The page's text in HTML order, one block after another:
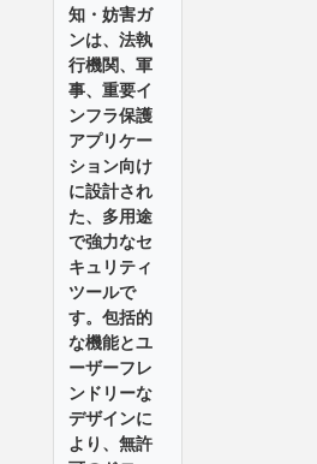
知・妨害ガ
ンは、法執
行機関、軍
事、重要イ
ンフラ保護
アプリケー
ション向け
に設計され
た、多用途
で強力なセ
キュリティ
ツールで
す。包括的
な機能とユ
ーザーフレ
ンドリーな
デザインに
より、無許